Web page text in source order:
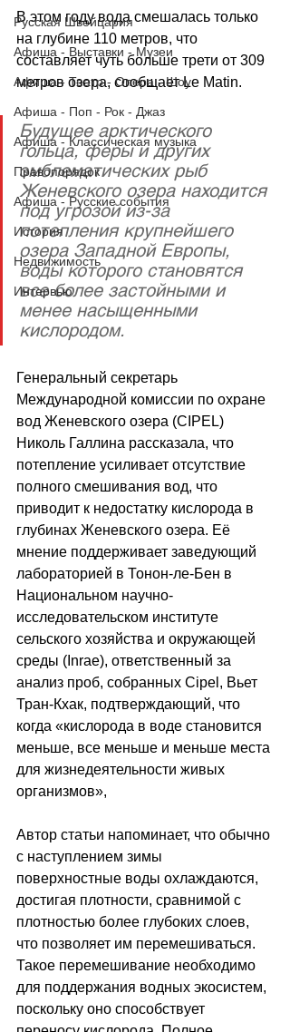
Русская Швейцария
Афиша - Выставки - Музеи
Афиша - Театр - Опера - Шоу
Афиша - Поп - Рок - Джаз
Афиша - Классическая музыка
Правопорядок
Афиша - Русские события
История
Недвижимость
Интервью
В этом году вода смешалась только
на глубине 110 метров, что
составляет чуть больше трети от 309
метров озера, сообщает Le Matin.
Будущее арктического
гольца, феры и других
эмблематических рыб
Женевского озера находится
под угрозой из-за
потепления крупнейшего
озера Западной Европы,
воды которого становятся
все более застойными и
менее насыщенными
кислородом.
Генеральный секретарь
Международной комиссии по охране
вод Женевского озера (CIPEL)
Николь Галлина рассказала, что
потепление усиливает отсутствие
полного смешивания вод, что
приводит к недостатку кислорода в
глубинах Женевского озера. Её
мнение поддерживает заведующий
лабораторией в Тонон-ле-Бен в
Национальном научно-
исследовательском институте
сельского хозяйства и окружающей
среды (Inrae), ответственный за
анализ проб, собранных Cipel, Вьет
Тран-Кхак, подтверждающий, что
когда «кислорода в воде становится
меньше, все меньше и меньше места
для жизнедеятельности живых
организмов»,
Автор статьи напоминает, что обычно
с наступлением зимы
поверхностные воды охлаждаются,
достигая плотности, сравнимой с
плотностью более глубоких слоев,
что позволяет им перемешиваться.
Такое перемешивание необходимо
для поддержания водных экосистем,
поскольку оно способствует